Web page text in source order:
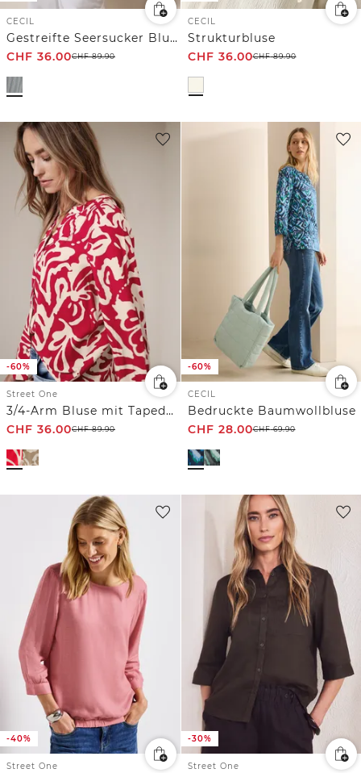
CECIL
Gestreifte Seersucker Bluse
CHF 36.00CHF89.90
CECIL
Strukturbluse
CHF 36.00CHF89.90
-60%
Street One
3/4-Arm Bluse mit Tapedetails
CHF 36.00CHF89.90
-60%
CECIL
Bedruckte Baumwollbluse
CHF 28.00CHF69.90
-40%
Street One
-30%
Street One